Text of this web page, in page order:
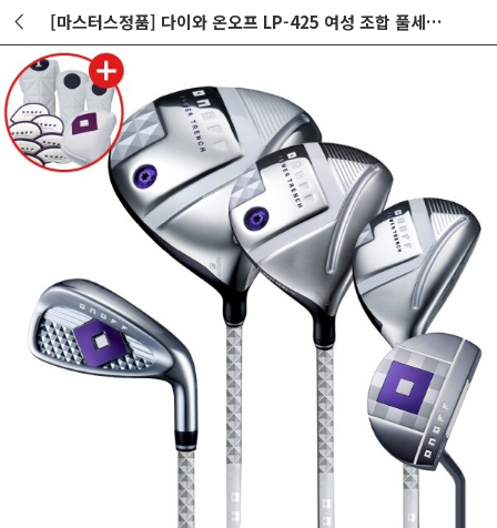
[마스터스정품] 다이와 온오프 LP-425 여성 조합 풀세트 화이트 L강도(11PCS)(D+FW+UT+7I+PUTTER) GF